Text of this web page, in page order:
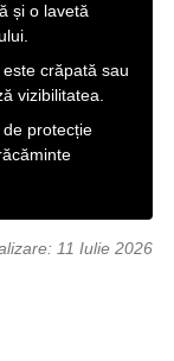
și o lavetă
crăpată sau
vizibilitatea.
protecție
11 Iulie 2026